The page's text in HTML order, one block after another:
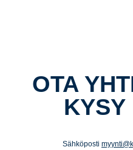
OTA
Sähköposti